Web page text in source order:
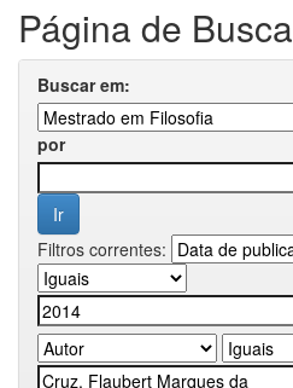
Página de Busca
Buscar em:
por
Filtros correntes: